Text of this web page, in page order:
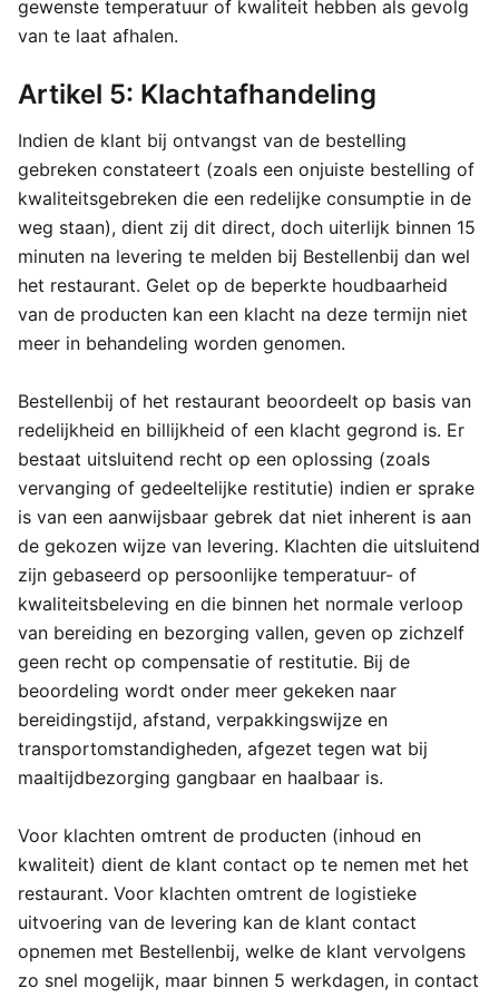
gewenste temperatuur of kwaliteit hebben als gevolg
van te laat afhalen.
Artikel 5: Klachtafhandeling
Indien de klant bij ontvangst van de bestelling
gebreken constateert (zoals een onjuiste bestelling of
kwaliteitsgebreken die een redelijke consumptie in de
weg staan), dient zij dit direct, doch uiterlijk binnen 15
minuten na levering te melden bij Bestellenbij dan wel
het restaurant. Gelet op de beperkte houdbaarheid
van de producten kan een klacht na deze termijn niet
meer in behandeling worden genomen.
Bestellenbij of het restaurant beoordeelt op basis van
redelijkheid en billijkheid of een klacht gegrond is. Er
bestaat uitsluitend recht op een oplossing (zoals
vervanging of gedeeltelijke restitutie) indien er sprake
is van een aanwijsbaar gebrek dat niet inherent is aan
de gekozen wijze van levering. Klachten die uitsluitend
zijn gebaseerd op persoonlijke temperatuur- of
kwaliteitsbeleving en die binnen het normale verloop
van bereiding en bezorging vallen, geven op zichzelf
geen recht op compensatie of restitutie. Bij de
beoordeling wordt onder meer gekeken naar
bereidingstijd, afstand, verpakkingswijze en
transportomstandigheden, afgezet tegen wat bij
maaltijdbezorging gangbaar en haalbaar is.
Voor klachten omtrent de producten (inhoud en
kwaliteit) dient de klant contact op te nemen met het
restaurant. Voor klachten omtrent de logistieke
uitvoering van de levering kan de klant contact
opnemen met Bestellenbij, welke de klant vervolgens
zo snel mogelijk, maar binnen 5 werkdagen, in contact